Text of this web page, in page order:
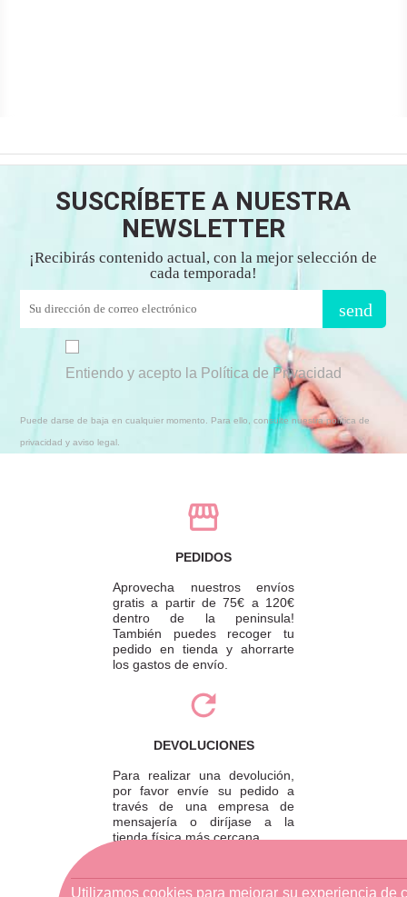
Utilizamos cookies para mejorar su experiencia de
SUSCRÍBETE A NUESTRA
NEWSLETTER
¡Recibirás contenido actual, con la mejor selección de
cada temporada!
send
Entiendo y acepto la Política de Privacidad
Puede darse de baja en cualquier momento. Para ello, consulte nuestra política de
privacidad y aviso legal.
PEDIDOS
Aprovecha nuestros envíos
gratis a partir de 75€ a 120€
dentro de la peninsula!
También puedes recoger tu
pedido en tienda y ahorrarte
los gastos de envío.
DEVOLUCIONES
Para realizar una devolución,
por favor envíe su pedido a
través de una empresa de
mensajería o diríjase a la
tienda física más cercana.